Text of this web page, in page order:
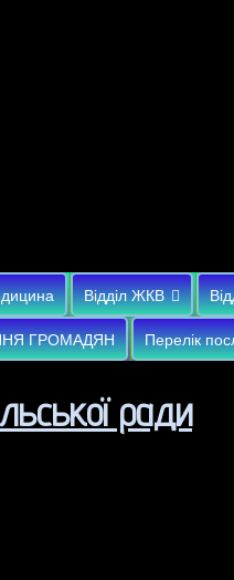
Відділ ЖКВ
ГРОМАДЯН Перелік
ради